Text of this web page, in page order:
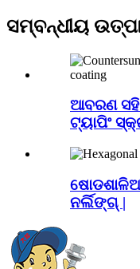
ସମ୍ବନ୍ଧୀୟ
ଆବରଣ
ଟ୍ୟାପିଂ
ନର୍ଲିଙ୍ଗ୍ |